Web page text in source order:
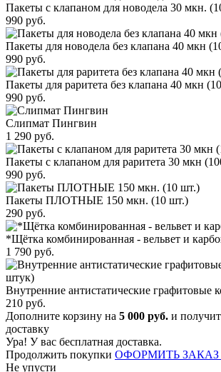
Пакеты с клапаном для новодела 30 мкн.
990 руб.
Пакеты для новодела без клапана 40 мкн
990 руб.
Пакеты для раритета без клапана 40 мкн
990 руб.
Слипмат Пингвин
1 290 руб.
Пакеты с клапаном для раритета 30 мкн
990 руб.
Пакеты ПЛОТНЫЕ 150 мкн. (10 шт.)
290 руб.
*Щётка комбинированная - вельвет и
1 790 руб.
Внутренние антистатические графитовые
210 руб.
Дополните корзину на 5 000 руб. и
доставку
Ура! У вас бесплатная доставка.
Продолжить покупки ОФОРМИТЬ
Не упусти